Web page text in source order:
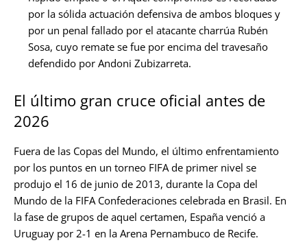
por la sólida actuación defensiva de ambos bloques y
por un penal fallado por el atacante charrúa Rubén
Sosa, cuyo remate se fue por encima del travesaño
defendido por Andoni Zubizarreta.
El último gran cruce oficial antes de
2026
Fuera de las Copas del Mundo, el último enfrentamiento
por los puntos en un torneo FIFA de primer nivel se
produjo el 16 de junio de 2013, durante la Copa del
Mundo de la FIFA Confederaciones celebrada en Brasil. En
la fase de grupos de aquel certamen, España venció a
Uruguay por 2-1 en la Arena Pernambuco de Recife.